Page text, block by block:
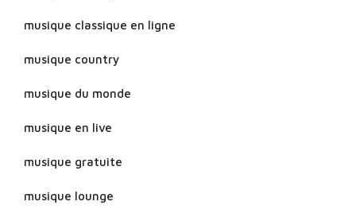
musique classique en ligne
musique country
musique du monde
musique en live
musique gratuite
musique lounge